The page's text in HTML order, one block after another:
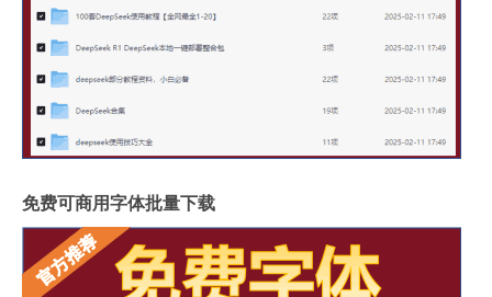
免费可商用字体批量下载